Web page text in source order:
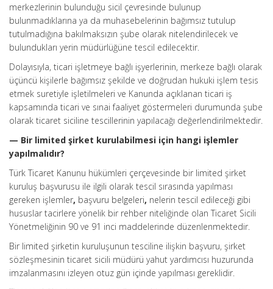
merkezlerinin bulunduğu sicil çevresinde bulunup
bulunmadıklarına ya da muhasebelerinin bağımsız tutulup
tutulmadığına bakılmaksızın şube olarak nitelendirilecek ve
bulundukları yerin müdürlüğüne tescil edilecektir.
Dolayısıyla, ticari işletmeye bağlı işyerlerinin, merkeze bağlı olarak
üçüncü kişilerle bağımsız şekilde ve doğrudan hukuki işlem tesis
etmek suretiyle işletilmeleri ve Kanunda açıklanan ticari iş
kapsamında ticari ve sınai faaliyet göstermeleri durumunda şube
olarak ticaret siciline tescillerinin yapılacağı değerlendirilmektedir.
— Bir limited şirket kurulabilmesi için hangi işlemler
yapılmalıdır?
Türk Ticaret Kanunu hükümleri çerçevesinde bir limited şirket
kuruluş başvurusu ile ilgili olarak tescil sırasında yapılması
gereken işlemler, başvuru belgeleri, nelerin tescil edileceği gibi
hususlar tacirlere yönelik bir rehber niteliğinde olan Ticaret Sicili
Yönetmeliğinin 90 ve 91 inci maddelerinde düzenlenmektedir.
Bir limited şirketin kuruluşunun tesciline ilişkin başvuru, şirket
sözleşmesinin ticaret sicili müdürü yahut yardımcısı huzurunda
imzalanmasını izleyen otuz gün içinde yapılması gereklidir.